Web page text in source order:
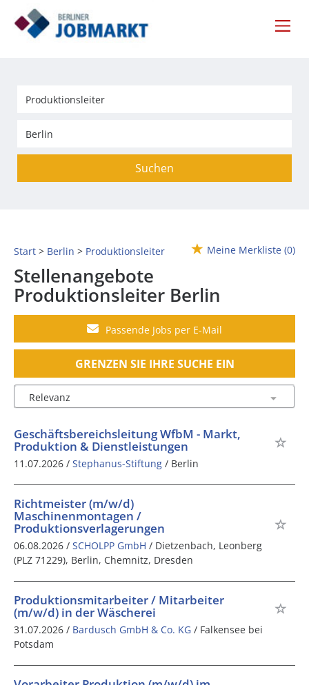
Suchen
Start Berlin Produktionsleiter Meine Merkliste (0)
Stellenangebote
Produktionsleiter Berlin
Passende Jobs per E-Mail
GRENZEN SIE IHRE SUCHE EIN
Geschäftsbereichsleitung WfbM - Markt,
Produktion & Dienstleistungen
11.07.2026 / Stephanus-Stiftung / Berlin
Richtmeister (m/w/d)
Maschinenmontagen /
Produktionsverlagerungen
06.08.2026 / SCHOLPP GmbH / Dietzenbach, Leonberg
(PLZ 71229), Berlin, Chemnitz, Dresden
Produktionsmitarbeiter / Mitarbeiter
(m/w/d) in der Wäscherei
31.07.2026 / Bardusch GmbH & Co. KG / Falkensee bei
Potsdam